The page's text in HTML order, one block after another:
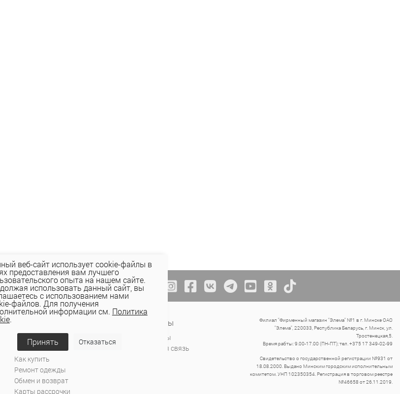
(email, viber) или
Оплата
Доставка
Как купить
Ремонт одежды
Обмен и возврат
Карты рассрочки
Контакты
Магазины
Обратная связь
Филиал "Фирменный магазин "Элема" №1 в г. Минске ОАО
"Элема", 220033, Республика Беларусь, г. Минск, ул.
Тростенецкая,5.
Время рабты: 9.00-17.00 (ПН-ПТ); тел. +375 17 349-02-99
Свидетельство о государственной регистрации №931 от
18.08.2000. Выдано Минским городским исполнительным
комитетом. УНП 102350354. Регистрация в торговом реестре
№46658 от 26.11.2019.
веб-сайт использует cookie-файлы в
предоставления вам лучшего
опыта на нашем сайте.
использовать данный сайт, вы
с использованием нами
файлов. Для получения
информации см. Политика
.
Принять Отказаться